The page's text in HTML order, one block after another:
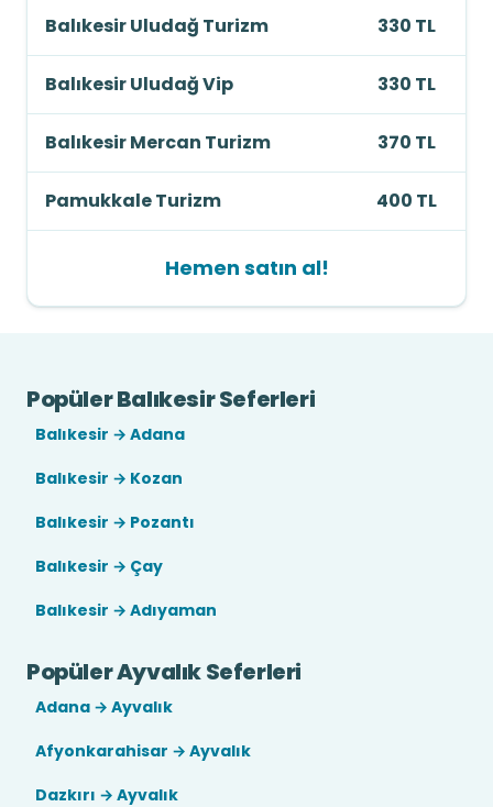
Balıkesir Uludağ Turizm 330 TL
Balıkesir Uludağ Vip 330 TL
Balıkesir Mercan Turizm 370 TL
Pamukkale Turizm 400 TL
Hemen satın al!
Popüler Balıkesir Seferleri
Balıkesir → Adana
Balıkesir → Kozan
Balıkesir → Pozantı
Balıkesir → Çay
Balıkesir → Adıyaman
Popüler Ayvalık Seferleri
Adana → Ayvalık
Afyonkarahisar → Ayvalık
Dazkırı → Ayvalık